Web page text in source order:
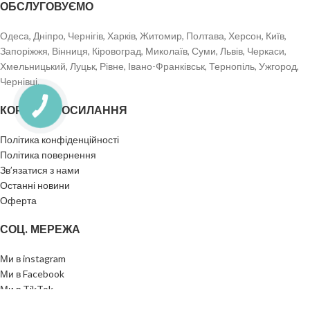
методи обробки білого чаю та потенціал до витримки,
ОБСЛУГОВУЄМО
Одеса, Дніпро, Чернігів, Харків, Житомир, Полтава, Херсон, Київ,
Запоріжжя, Вінниця, Кіровоград, Миколаїв, Суми, Львів, Черкаси,
Хмельницький, Луцьк, Рівне, Івано-Франківськ, Тернопіль, Ужгород,
Чернівці.
КОРИСНІ ПОСИЛАННЯ
Політика конфіденційності
Політика повернення
Зв’язатися з нами
Останні новини
Оферта
СОЦ. МЕРЕЖА
Ми в instagram
Ми в Facebook
Ми в TikTok